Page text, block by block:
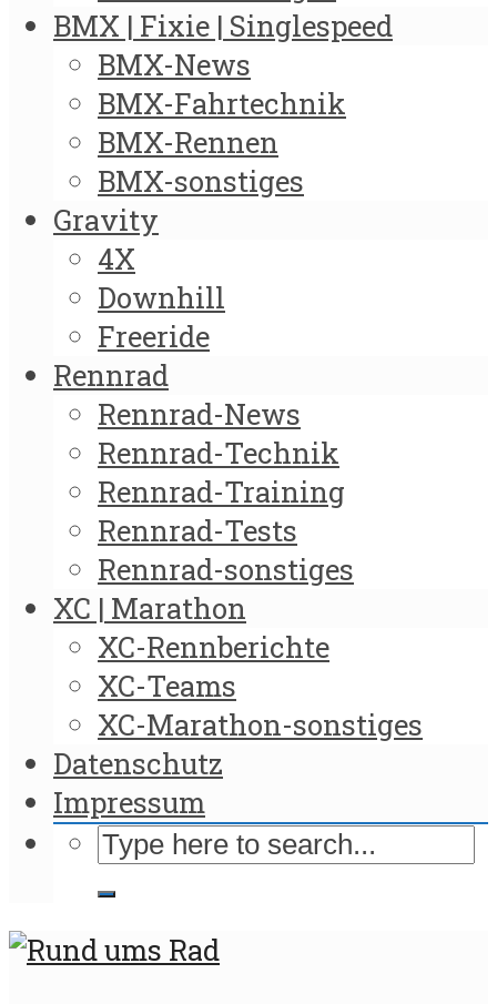
BMX | Fixie | Singlespeed
BMX-News
BMX-Fahrtechnik
BMX-Rennen
BMX-sonstiges
Gravity
4X
Downhill
Freeride
Rennrad
Rennrad-News
Rennrad-Technik
Rennrad-Training
Rennrad-Tests
Rennrad-sonstiges
XC | Marathon
XC-Rennberichte
XC-Teams
XC-Marathon-sonstiges
Datenschutz
Impressum